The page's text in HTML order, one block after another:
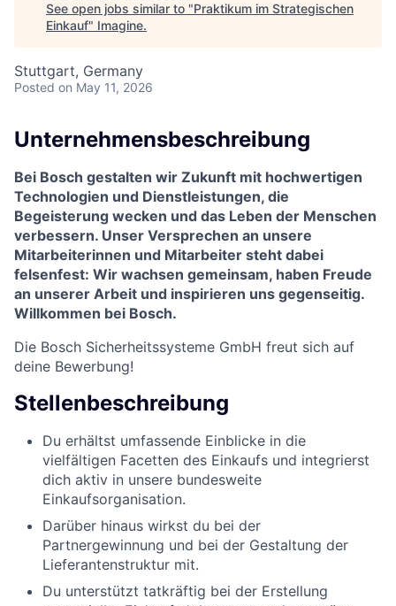
See open jobs similar to "Praktikum im Strategischen
Einkauf" Imagine.
Stuttgart, Germany
Posted on May 11, 2026
Unternehmensbeschreibung
Bei Bosch gestalten wir Zukunft mit hochwertigen
Technologien und Dienstleistungen, die
Begeisterung wecken und das Leben der Menschen
verbessern. Unser Versprechen an unsere
Mitarbeiterinnen und Mitarbeiter steht dabei
felsenfest: Wir wachsen gemeinsam, haben Freude
an unserer Arbeit und inspirieren uns gegenseitig.
Willkommen bei Bosch.
Die Bosch Sicherheitssysteme GmbH freut sich auf
deine Bewerbung!
Stellenbeschreibung
Du erhältst umfassende Einblicke in die
vielfältigen Facetten des Einkaufs und integrierst
dich aktiv in unsere bundesweite
Einkaufsorganisation.
Darüber hinaus wirkst du bei der
Partnergewinnung und bei der Gestaltung der
Lieferantenstruktur mit.
Du unterstützt tatkräftig bei der Erstellung